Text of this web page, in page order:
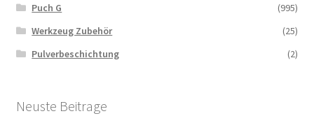
Puch G
(995)
Werkzeug Zubehör
(25)
Pulverbeschichtung
(2)
Neuste Beitrage